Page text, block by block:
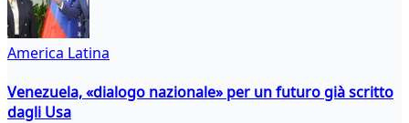
America Latina
Venezuela, «dialogo nazionale» per un futuro già scritto
dagli Usa